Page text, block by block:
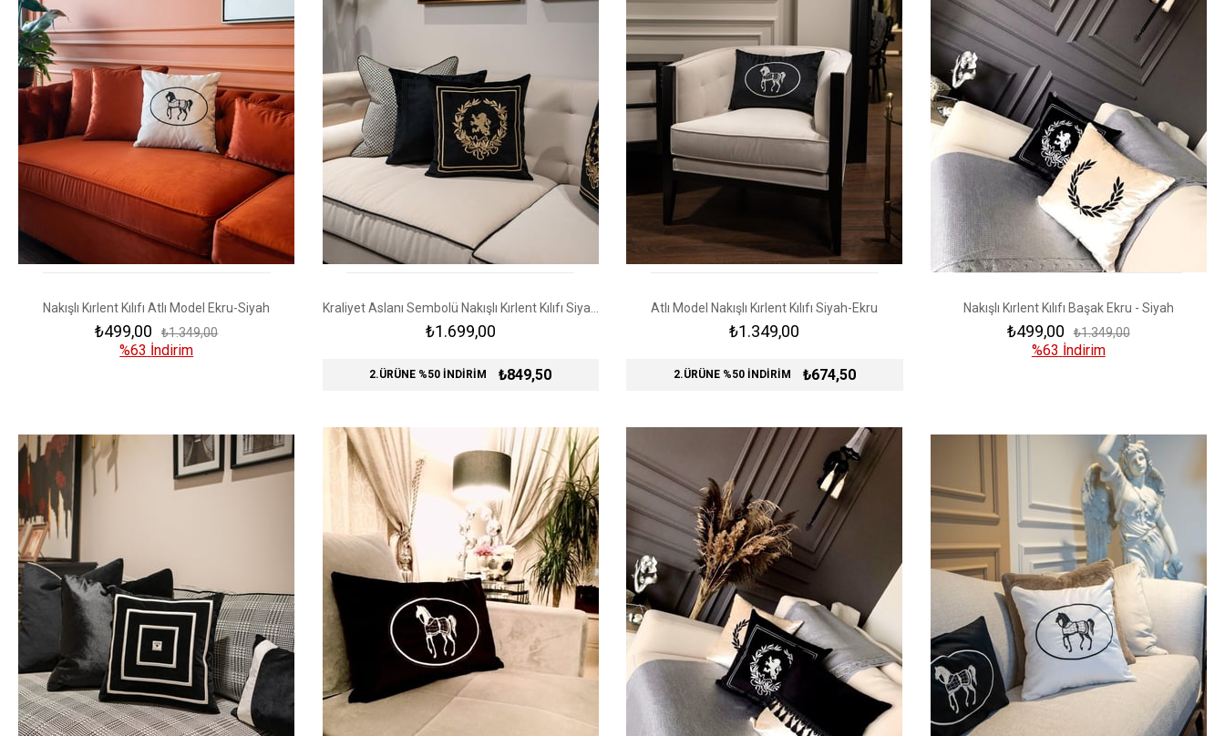
Nakışlı Kırlent Kılıfı Atlı Model Ekru-Siyah
₺499,00 ₺1.349,00
%63 İndirim
₺1.699,00
2.ÜRÜNE %50 İNDİRİM ₺849,50
Atlı Model Nakışlı Kırlent Kılıfı Siyah-Ekru
₺1.349,00
2.ÜRÜNE %50 İNDİRİM ₺674,50
Nakışlı Kırlent Kılıfı Başak Ekru - Siyah
₺499,00 ₺1.349,00
%63 İndirim